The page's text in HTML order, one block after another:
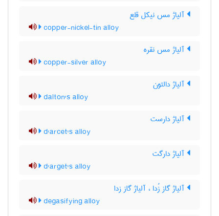
آلیاژ مس نیکل قلع
copper-nickel-tin alloy
آلیاژ مس نقره
copper-silver alloy
آلیاژ دالتون
dalton's alloy
آلیاژ دارست
d'arcet's alloy
آلیاژ دارگت
d'arget's alloy
آلیاژ گاز زُدا ، آلیاژ گاز زدا
degasifying alloy